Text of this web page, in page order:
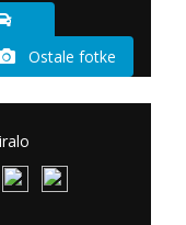
sam
Ostale fotke